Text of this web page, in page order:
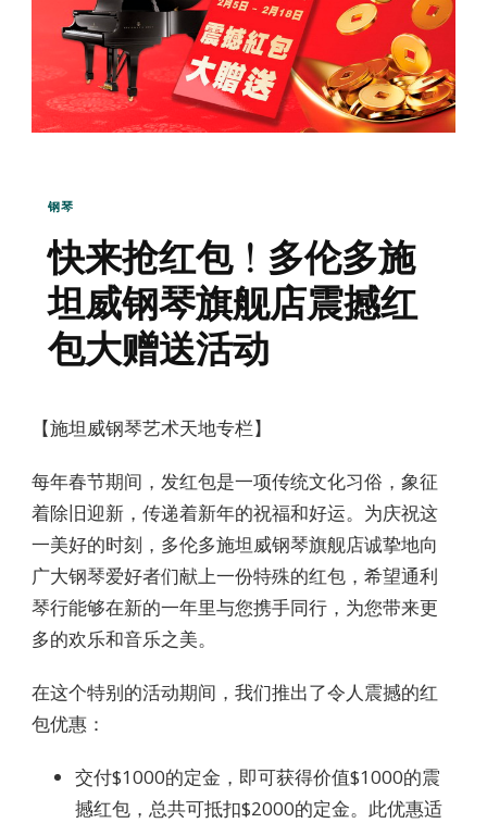
钢琴
快来抢红包！多伦多施
坦威钢琴旗舰店震撼红
包大赠送活动
【施坦威钢琴艺术天地专栏】
每年春节期间，发红包是一项传统文化习俗，象征
着除旧迎新，传递着新年的祝福和好运。为庆祝这
一美好的时刻，多伦多施坦威钢琴旗舰店诚挚地向
广大钢琴爱好者们献上一份特殊的红包，希望通利
琴行能够在新的一年里与您携手同行，为您带来更
多的欢乐和音乐之美。
在这个特别的活动期间，我们推出了令人震撼的红
包优惠：
交付$1000的定金，即可获得价值$1000的震
撼红包，总共可抵扣$2000的定金。此优惠适